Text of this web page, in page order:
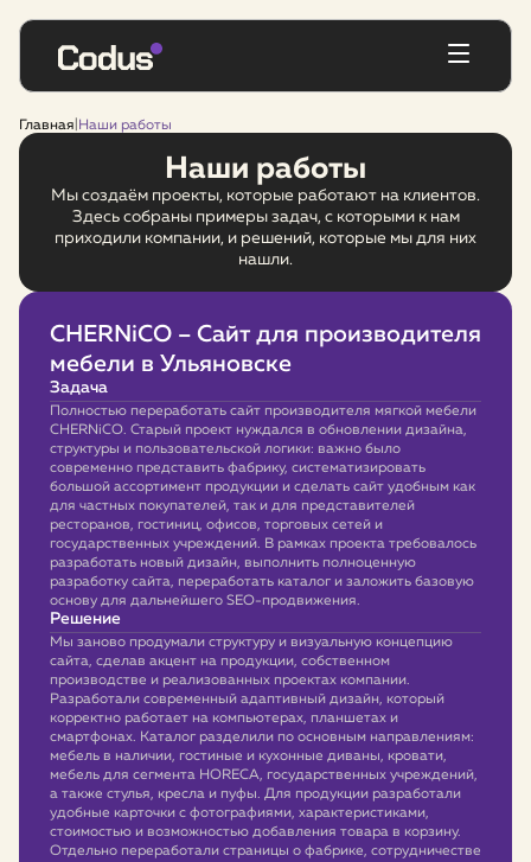
Главная Наши работы
Наши работы
Мы создаём проекты, которые работают на клиентов.
Здесь собраны примеры задач, с которыми к нам
приходили компании, и решений, которые мы для них
нашли.
CHERNiCO – Сайт для производителя
мебели в Ульяновске
Задача
Полностью переработать сайт производителя мягкой мебели
CHERNiCO. Старый проект нуждался в обновлении дизайна,
структуры и пользовательской логики: важно было
современно представить фабрику, систематизировать
большой ассортимент продукции и сделать сайт удобным как
для частных покупателей, так и для представителей
ресторанов, гостиниц, офисов, торговых сетей и
государственных учреждений. В рамках проекта требовалось
разработать новый дизайн, выполнить полноценную
разработку сайта, переработать каталог и заложить базовую
основу для дальнейшего SEO-продвижения.
Решение
Мы заново продумали структуру и визуальную концепцию
сайта, сделав акцент на продукции, собственном
производстве и реализованных проектах компании.
Разработали современный адаптивный дизайн, который
корректно работает на компьютерах, планшетах и
смартфонах. Каталог разделили по основным направлениям:
мебель в наличии, гостиные и кухонные диваны, кровати,
мебель для сегмента HORECA, государственных учреждений,
а также стулья, кресла и пуфы. Для продукции разработали
удобные карточки с фотографиями, характеристиками,
стоимостью и возможностью добавления товара в корзину.
Отдельно переработали страницы о фабрике, сотрудничестве